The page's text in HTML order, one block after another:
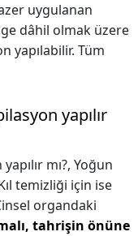
uygulanan
dâhil olmak üzere
yapılabilir. Tüm
yapılır
mı?, Yoğun
temizliği için ise
organdaki
tahrişin önüne